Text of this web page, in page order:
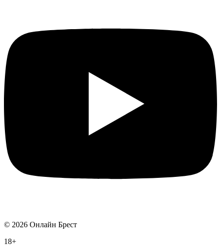
© 2026 Онлайн Брест
18+